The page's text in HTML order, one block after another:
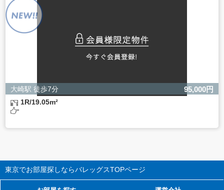
大崎駅 徒歩7分 95,000円
1R/19.05m²
東京でお部屋探しならバレッグスTOPページ